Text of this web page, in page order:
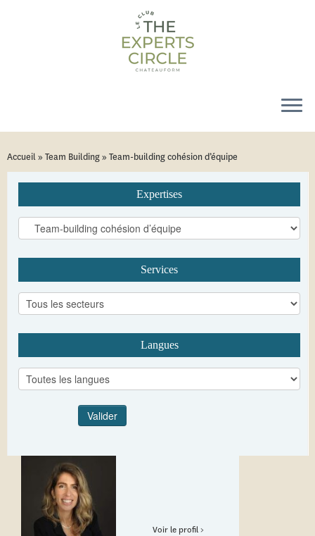
Accueil» Team Building» Team-building cohésion d’équipe
Expertises
Services
Langues
Voir le profil >